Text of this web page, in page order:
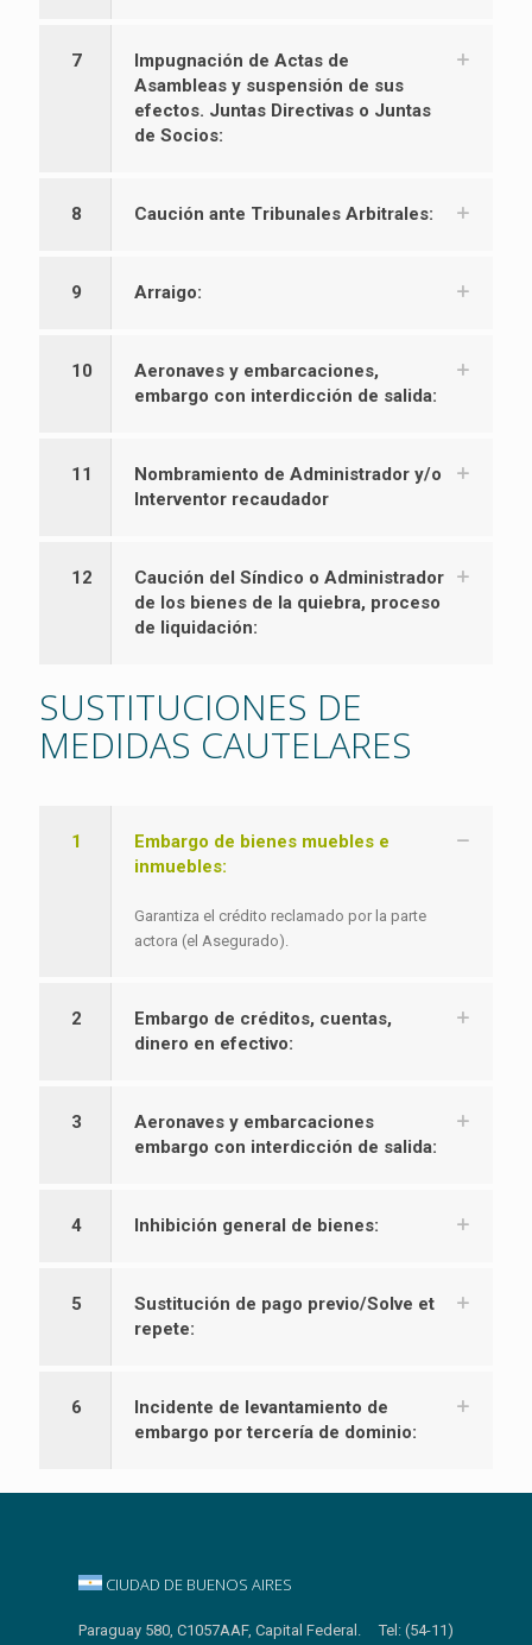
7
Impugnación de Actas de
Asambleas y suspensión de sus
efectos. Juntas Directivas o Juntas
de Socios:
8 Caución ante Tribunales Arbitrales:
9 Arraigo:
10
Aeronaves y embarcaciones,
embargo con interdicción de salida:
11
Nombramiento de Administrador y/o
Interventor recaudador
12
Caución del Síndico o Administrador
de los bienes de la quiebra, proceso
de liquidación:
SUSTITUCIONES DE
MEDIDAS CAUTELARES
1
Embargo de bienes muebles e
inmuebles:
Garantiza el crédito reclamado por la parte
actora (el Asegurado).
2
Embargo de créditos, cuentas,
dinero en efectivo:
3
Aeronaves y embarcaciones
embargo con interdicción de salida:
4 Inhibición general de bienes:
5
Sustitución de pago previo/Solve et
repete:
6
Incidente de levantamiento de
embargo por tercería de dominio:
CIUDAD DE BUENOS AIRES
Paraguay 580, C1057AAF, Capital Federal. Tel: (54-11)